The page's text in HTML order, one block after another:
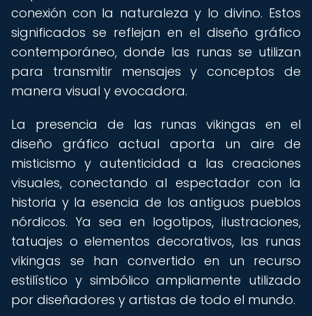
conexión con la naturaleza y lo divino. Estos
significados se reflejan en el diseño gráfico
contemporáneo, donde las runas se utilizan
para transmitir mensajes y conceptos de
manera visual y evocadora.
La presencia de las runas vikingas en el
diseño gráfico actual aporta un aire de
misticismo y autenticidad a las creaciones
visuales, conectando al espectador con la
historia y la esencia de los antiguos pueblos
nórdicos. Ya sea en logotipos, ilustraciones,
tatuajes o elementos decorativos, las runas
vikingas se han convertido en un recurso
estilístico y simbólico ampliamente utilizado
por diseñadores y artistas de todo el mundo.